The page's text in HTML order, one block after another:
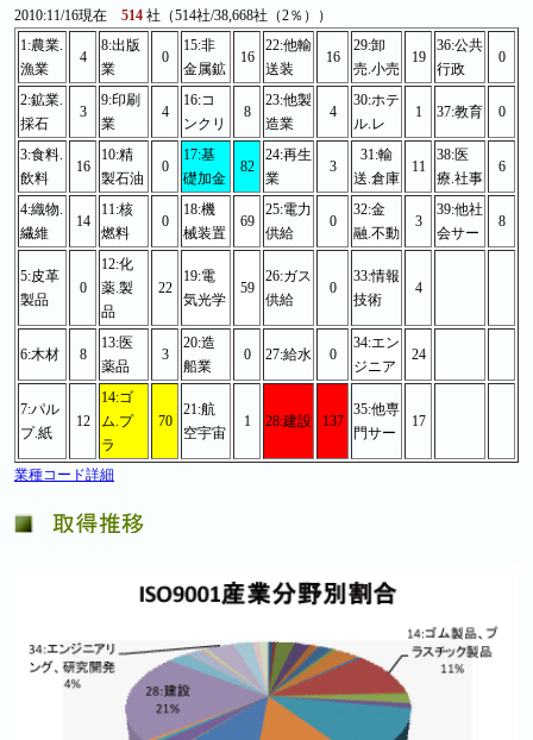
2010:11/16現在 514 社（514社/38,668社（2％））
1:農業.
漁業
4
8:出版
業
0
15:非
金属鉱
16
22:他輸
送装
16
29:卸
売.小売
19
36:公共
行政
0
2:鉱業.
採石
3
9:印刷
業
4
16:コ
ンクリ
8
23:他製
造業
4
30:ホテ
ル.レ
1 37:教育 0
3:食料.
飲料
16
10:精
製石油
0
17:基
礎加金
82
24:再生
業
3
31:輸
送.倉庫
11
38:医
療.社事
6
4:織物.
繊維
14
11:核
燃料
0
18:機
械装置
69
25:電力
供給
0
32:金
融.不動
3
39:他社
会サー
8
5:皮革
製品
0
12:化
薬.製
品
22
19:電
気光学
59
26:ガス
供給
0
33:情報
技術
4
6:木材 8
13:医
薬品
3
20:造
船業
0 27:給水 0
34:エン
ジニア
24
7:パル
プ.紙
12
14:ゴ
ム.プ
ラ
70
21:航
空宇宙
1 28:建設 137
35:他専
門サー
17
業種コード詳細